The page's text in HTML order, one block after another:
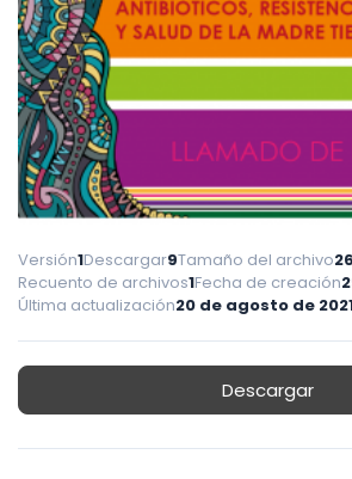
Versión1Descargar9Tamaño del archivo
Recuento de archivos1Fecha de creación
Última actualización20 de agosto de
Descargar